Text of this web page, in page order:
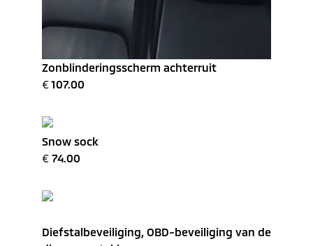
Zonblinderingsscherm achterruit
€107.00
Snow sock
€ 74.00
Diefstalbeveiliging, OBD-beveiliging van de